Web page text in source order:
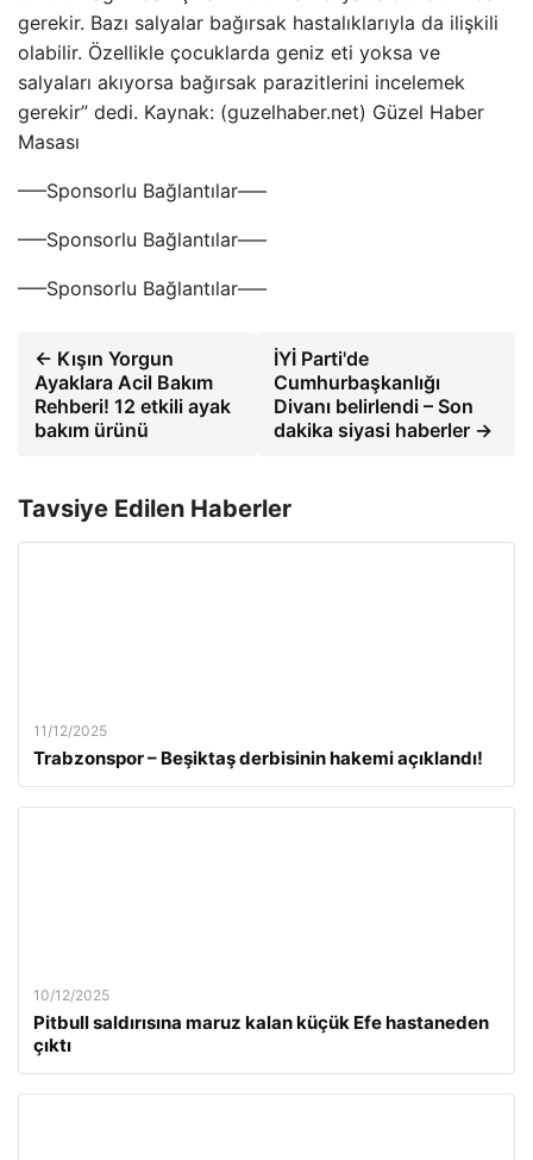
gerekir. Bazı salyalar bağırsak hastalıklarıyla da ilişkili
olabilir. Özellikle çocuklarda geniz eti yoksa ve
salyaları akıyorsa bağırsak parazitlerini incelemek
gerekir” dedi. Kaynak: (guzelhaber.net) Güzel Haber
Masası
—–Sponsorlu Bağlantılar—–
—–Sponsorlu Bağlantılar—–
—–Sponsorlu Bağlantılar—–
← Kışın Yorgun
Ayaklara Acil Bakım
Rehberi! 12 etkili ayak
bakım ürünü
İYİ Parti'de
Cumhurbaşkanlığı
Divanı belirlendi – Son
dakika siyasi haberler →
Tavsiye Edilen Haberler
11/12/2025
Trabzonspor – Beşiktaş derbisinin hakemi açıklandı!
10/12/2025
Pitbull saldırısına maruz kalan küçük Efe hastaneden
çıktı